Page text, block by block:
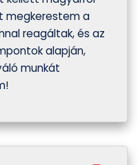
megkerestem a
reagáltak, és az
alapján,
munkát